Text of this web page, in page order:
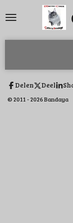
naar
Delen Deel
© 2011 - 2026 Bandaya